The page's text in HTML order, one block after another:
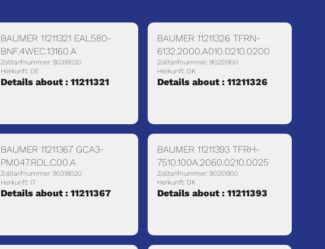
BAUMER 11211321 EAL580-
BNF.4WEC.13160.A
Zolltarifnummer: 90318020
Herkunft: DE
Details about : 11211321
BAUMER 11211326 TFRN-
6132.2000.A010.0210.0200
Zolltarifnummer: 90251900
Herkunft: DK
Details about : 11211326
BAUMER 11211367 GCA3-
PM047.RDL.C00.A
Zolltarifnummer: 90318020
Herkunft: IT
Details about : 11211367
BAUMER 11211393 TFRH-
7510.100A.2060.0210.0025
Zolltarifnummer: 90251900
Herkunft: DK
Details about : 11211393